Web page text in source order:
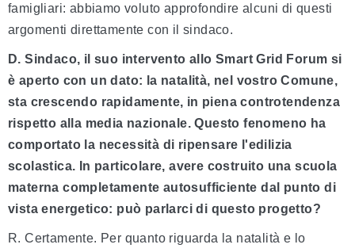
famigliari: abbiamo voluto approfondire alcuni di questi
argomenti direttamente con il sindaco.
D. Sindaco, il suo intervento allo Smart Grid Forum si
è aperto con un dato: la natalità, nel vostro Comune,
sta crescendo rapidamente, in piena controtendenza
rispetto alla media nazionale. Questo fenomeno ha
comportato la necessità di ripensare l'edilizia
scolastica. In particolare, avere costruito una scuola
materna completamente autosufficiente dal punto di
vista energetico: può parlarci di questo progetto?
R. Certamente. Per quanto riguarda la natalità e lo